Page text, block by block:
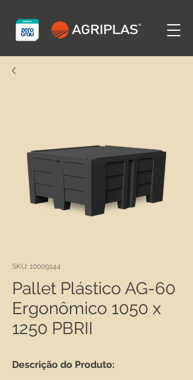
SKU: 10009144
Pallet Plástico AG-60
Ergonômico 1050 x
1250 PBRII
Descrição do Produto: